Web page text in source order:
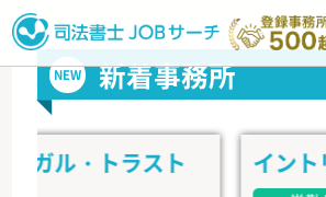
司法書士
NEW 新着事務所
ル・トラスト イントリ